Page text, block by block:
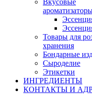
Вкусовые
Товары для
хранения
Бондарные
Cыроделие
Этикетки
ИНГРЕДИЕНТЫ
КОНТАКТЫ И